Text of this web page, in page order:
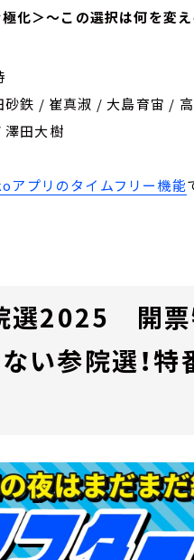
化＞～この選択は何を変
砂鉄 / 崔真淑 / 大島育宙 /
澤田大樹
アプリのタイムフリー機能
選2025 開票
い参院選！